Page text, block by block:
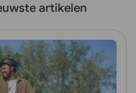
artikelen